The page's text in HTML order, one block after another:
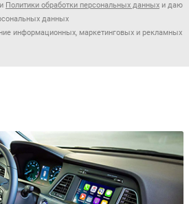
Политики обработки персональных данных и даю
данных
информационных, маркетинговых и рекламных